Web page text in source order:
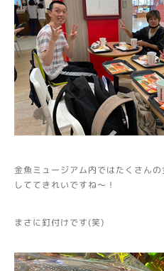
金魚ミュージアム内ではたくさん
しててきれいですね～！
まさに釘付けです(笑)